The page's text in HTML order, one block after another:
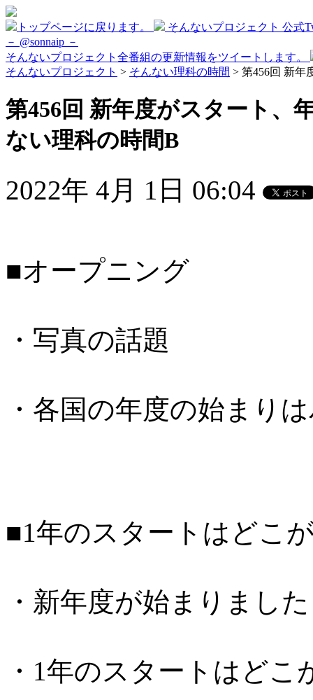
トップページに戻ります。
そんないプロジェクト 公式
－ @sonnaip －
そんないプロジェクト全番組の更新情報をツイートします。
そんないプロジェクト > そんない理科の時間 > 第456回 新年
第456回 新年度がスタート、
ない理科の時間B
2022年 4月 1日 06:04
■オープニング
・写真の話題
・各国の年度の始まり
■1年のスタートはどこ
・新年度が始まりました
・1年のスタートはどこ